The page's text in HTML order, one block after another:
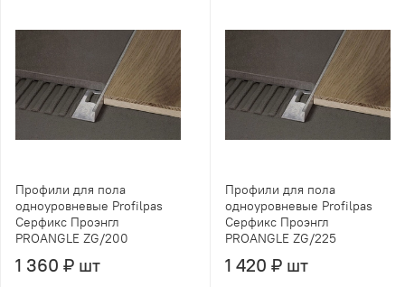
Профили для пола
одноуровневые Profilpas
Серфикс Проэнгл
PROANGLE ZG/200
1 360 ₽ шт
Профили для пола
одноуровневые Profilpas
Серфикс Проэнгл
PROANGLE ZG/225
1 420 ₽ шт